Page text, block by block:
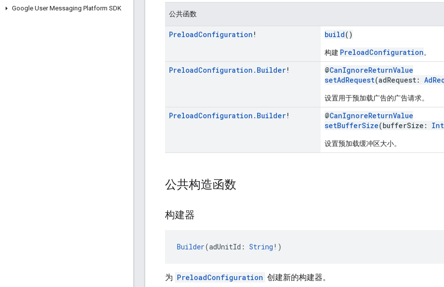
Google User Messaging Platform SDK
公共函数
PreloadConfiguration ! build()
构建 PreloadConfiguration。
PreloadConfiguration . Builder! @CanIgnoreReturnValue
setAdRequest(adRequest:
设置用于预加载广告的广告请求。
PreloadConfiguration . Builder! @CanIgnoreReturnValue
setBufferSize(bufferSize: Int
设置预加载缓冲区大小。
公共构造函数
构建器
Builder(adUnitId: String !)
为 PreloadConfiguration 创建新的构建器。